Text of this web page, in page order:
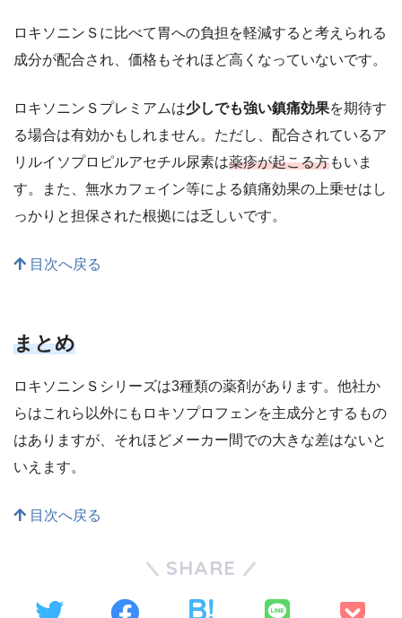
ロキソニンＳに比べて胃への負担を軽減すると考えられる
成分が配合され、価格もそれほど高くなっていないです。
ロキソニンＳプレミアムは少しでも強い鎮痛効果を期待す
る場合は有効かもしれません。ただし、配合されているア
リルイソプロピルアセチル尿素は薬疹が起こる方もいま
す。また、無水カフェイン等による鎮痛効果の上乗せはし
っかりと担保された根拠には乏しいです。
目次へ戻る
まとめ
ロキソニンＳシリーズは3種類の薬剤があります。他社か
らはこれら以外にもロキソプロフェンを主成分とするもの
はありますが、それほどメーカー間での大きな差はないと
いえます。
目次へ戻る
SHARE